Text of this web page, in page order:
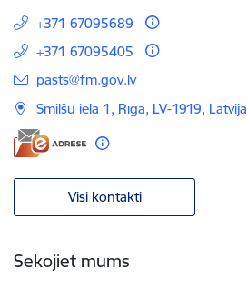
+371 67095689
+371 67095405
E-pasts:
pasts@fm.gov.lv
Smilšu iela 1, Rīga, LV-1919, Latvija
Visi kontakti
Sekojiet mums